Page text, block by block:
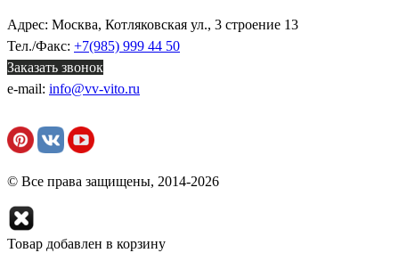
Адрес: Москва, Котляковская ул., 3 строение 13
Тел./Факс: +7(985) 999 44 50
Заказать звонок
e-mail: info@vv-vito.ru
© Все права защищены, 2014-2026
Товар добавлен в корзину